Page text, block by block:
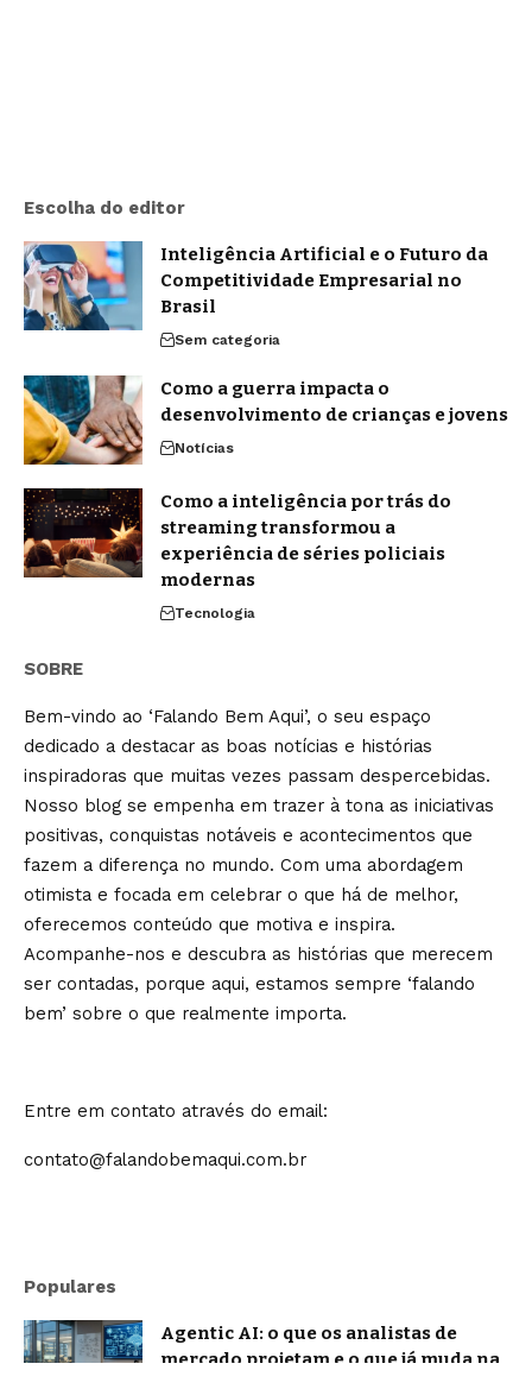
Escolha do editor
Inteligência Artificial e o Futuro da
Competitividade Empresarial no
Brasil
Sem categoria
Como a guerra impacta o
desenvolvimento de crianças e jovens
Notícias
Como a inteligência por trás do
streaming transformou a
experiência de séries policiais
modernas
Tecnologia
SOBRE
Bem-vindo ao ‘Falando Bem Aqui’, o seu espaço
dedicado a destacar as boas notícias e histórias
inspiradoras que muitas vezes passam despercebidas.
Nosso blog se empenha em trazer à tona as iniciativas
positivas, conquistas notáveis e acontecimentos que
fazem a diferença no mundo. Com uma abordagem
otimista e focada em celebrar o que há de melhor,
oferecemos conteúdo que motiva e inspira.
Acompanhe-nos e descubra as histórias que merecem
ser contadas, porque aqui, estamos sempre ‘falando
bem’ sobre o que realmente importa.
Entre em contato através do email:
contato@falandobemaqui.com.br
Populares
Agentic AI: o que os analistas de
mercado projetam e o que já muda na